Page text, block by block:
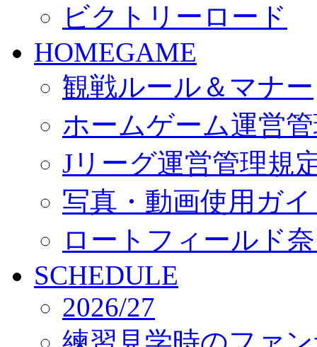
ビクトリーロード
HOMEGAME
観戦ルール＆マナー
ホームゲーム運営
Jリーグ運営管理規
写真・動画使用ガ
ロートフィールド
SCHEDULE
2026/27